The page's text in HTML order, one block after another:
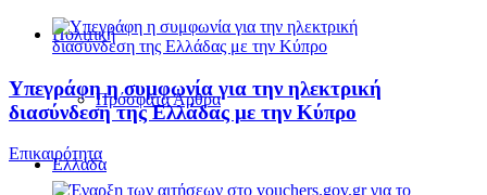
Πολιτική
Πρόσφατα Άρθρα
Ελλάδα
Υπεγράφη η συμφωνία για την ηλεκτρική
διασύνδεση της Ελλάδας με την Κύπρο
Επικαιρότητα